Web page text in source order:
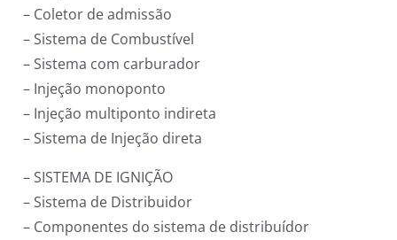
– Coletor de admissão
– Sistema de Combustível
– Sistema com carburador
– Injeção monoponto
– Injeção multiponto indireta
– Sistema de Injeção direta
– SISTEMA DE IGNIÇÃO
– Sistema de Distribuidor
– Componentes do sistema de distribuídor